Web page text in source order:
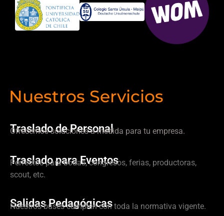
Nuestros Servicios
Traslado de Personal
Ofrecemos soluciones a medida para tu empresa.
Traslado para Eventos
Perfectos para bodas, congresos, ferias, productoras,
scout, etc.
Salidas Pedagógicas
Nuestros buses cumplen con toda la normativa vigente.